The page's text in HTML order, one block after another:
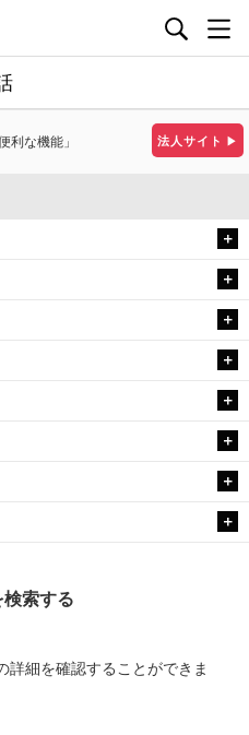
法人サイト ▶
利な機能」
検索する
詳細を確認することができま